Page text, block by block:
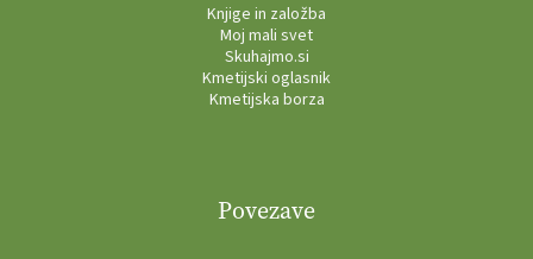
Knjige in založba
Moj mali svet
Skuhajmo.si
Kmetijski oglasnik
Kmetijska borza
Povezave